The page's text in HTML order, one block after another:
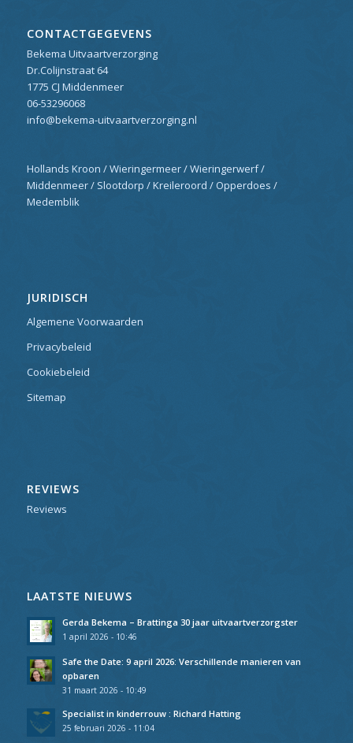
CONTACTGEGEVENS
Bekema Uitvaartverzorging
Dr.Colijnstraat 64
1775 CJ Middenmeer
06-53296068
info@bekema-uitvaartverzorging.nl
Hollands Kroon / Wieringermeer / Wieringerwerf /
Middenmeer / Slootdorp / Kreileroord / Opperdoes /
Medemblik
JURIDISCH
Algemene Voorwaarden
Privacybeleid
Cookiebeleid
Sitemap
REVIEWS
Reviews
LAATSTE NIEUWS
Gerda Bekema – Brattinga 30 jaar uitvaartverzorgster
1 april 2026 - 10:46
Safe the Date: 9 april 2026: Verschillende manieren van
opbaren
31 maart 2026 - 10:49
Specialist in kinderrouw : Richard Hatting
25 februari 2026 - 11:04